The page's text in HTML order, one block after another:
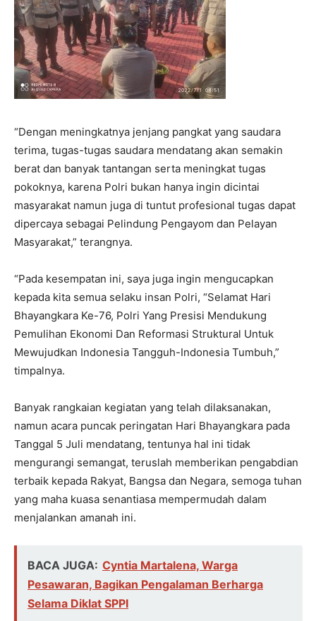
“Dengan meningkatnya jenjang pangkat yang saudara
terima, tugas-tugas saudara mendatang akan semakin
berat dan banyak tantangan serta meningkat tugas
pokoknya, karena Polri bukan hanya ingin dicintai
masyarakat namun juga di tuntut profesional tugas dapat
dipercaya sebagai Pelindung Pengayom dan Pelayan
Masyarakat,” terangnya.
“Pada kesempatan ini, saya juga ingin mengucapkan
kepada kita semua selaku insan Polri, “Selamat Hari
Bhayangkara Ke-76, Polri Yang Presisi Mendukung
Pemulihan Ekonomi Dan Reformasi Struktural Untuk
Mewujudkan Indonesia Tangguh-Indonesia Tumbuh,”
timpalnya.
Banyak rangkaian kegiatan yang telah dilaksanakan,
namun acara puncak peringatan Hari Bhayangkara pada
Tanggal 5 Juli mendatang, tentunya hal ini tidak
mengurangi semangat, teruslah memberikan pengabdian
terbaik kepada Rakyat, Bangsa dan Negara, semoga tuhan
yang maha kuasa senantiasa mempermudah dalam
menjalankan amanah ini.
BACA JUGA: Cyntia Martalena, Warga
Pesawaran, Bagikan Pengalaman Berharga
Selama Diklat SPPI